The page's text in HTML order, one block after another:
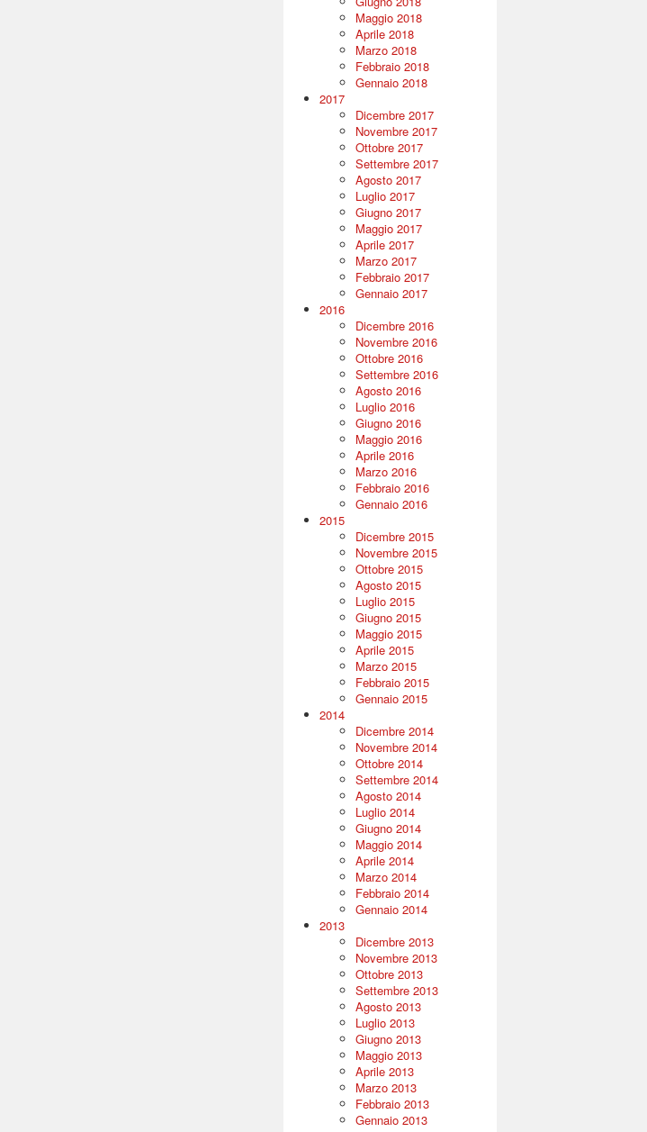
Maggio 2018
Aprile 2018
Marzo 2018
Febbraio 2018
Gennaio 2018
2017
Dicembre 2017
Novembre 2017
Ottobre 2017
Settembre 2017
Agosto 2017
Luglio 2017
Giugno 2017
Maggio 2017
Aprile 2017
Marzo 2017
Febbraio 2017
Gennaio 2017
2016
Dicembre 2016
Novembre 2016
Ottobre 2016
Settembre 2016
Agosto 2016
Luglio 2016
Giugno 2016
Maggio 2016
Aprile 2016
Marzo 2016
Febbraio 2016
Gennaio 2016
2015
Dicembre 2015
Novembre 2015
Ottobre 2015
Agosto 2015
Luglio 2015
Giugno 2015
Maggio 2015
Aprile 2015
Marzo 2015
Febbraio 2015
Gennaio 2015
2014
Dicembre 2014
Novembre 2014
Ottobre 2014
Settembre 2014
Agosto 2014
Luglio 2014
Giugno 2014
Maggio 2014
Aprile 2014
Marzo 2014
Febbraio 2014
Gennaio 2014
2013
Dicembre 2013
Novembre 2013
Ottobre 2013
Settembre 2013
Agosto 2013
Luglio 2013
Giugno 2013
Maggio 2013
Aprile 2013
Marzo 2013
Febbraio 2013
Gennaio 2013